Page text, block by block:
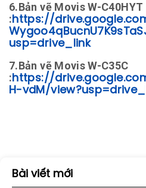
6.Bản vẽ Movis W-C40HYT
:https://
usp=drive_link
7.Bản vẽ Movis W-C35C
:https://
H-vdM/
Bài viết mới